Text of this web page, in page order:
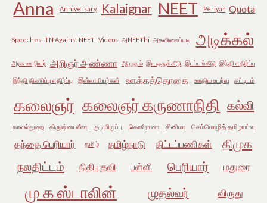
Anna Anniversary Kalaignar NEET Periyar Quota
Speeches TN Against NEET Videos அNEEThi அகவிலைப்படி அடிக்கல்
அரசு ஊழியர் அறிஞர் அண்ணா ஆறுதல் இட ஒதுக்கீடு இடப்பங்கீடு இந்தி எதிர்ப்பு
இந்தி திணிப்பு எதிர்ப்பு இஸ்லாமியர்கள் ஊக்கத்தொகை ஊதிய உயர்வு கட்டிடம்
கலைஞர் கலைஞர் கருணாநிதி கல்வி
காவல்துறை கிருஷ்ண லீலா குடியிருப்பு கொரோனா சினிமா செம்மொழித் தமிழாய்வு
தந்தை பெரியார் தமிழ் தமிழ்நாடு திட்டப்பணிகள்
திமுக
நலதிட்டம்
நிதியுதவி பள்ளி பெரியார் மதுரை
மு க ஸ்டாலின் முதல்வர் விருது